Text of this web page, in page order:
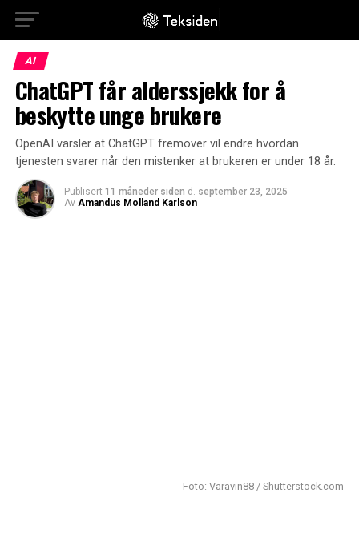
AI
ChatGPT får alderssjekk for å
beskytte unge brukere
OpenAI varsler at ChatGPT fremover vil endre hvordan
tjenesten svarer når den mistenker at brukeren er under 18 år.
Publisert 11 måneder siden d. september 23, 2025
Av Amandus Molland Karlson
Foto: Varavin88 / Shutterstock.com